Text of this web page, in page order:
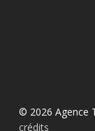
© 2026 Agence
crédits